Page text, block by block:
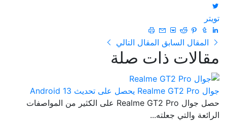
تويتر
المقال السابق المقال التالي
مقالات ذات صلة
جوال Realme GT2 Pro يحصل على تحديث Android 13
حصل جوال Realme GT2 Pro على الكثير من المواصفات
الرائعة والتي جعلته...